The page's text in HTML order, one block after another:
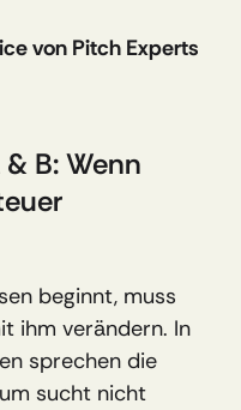
von Pitch Experts
B: Wenn
beginnt, muss
ihm verändern. In
sprechen die
sucht nicht